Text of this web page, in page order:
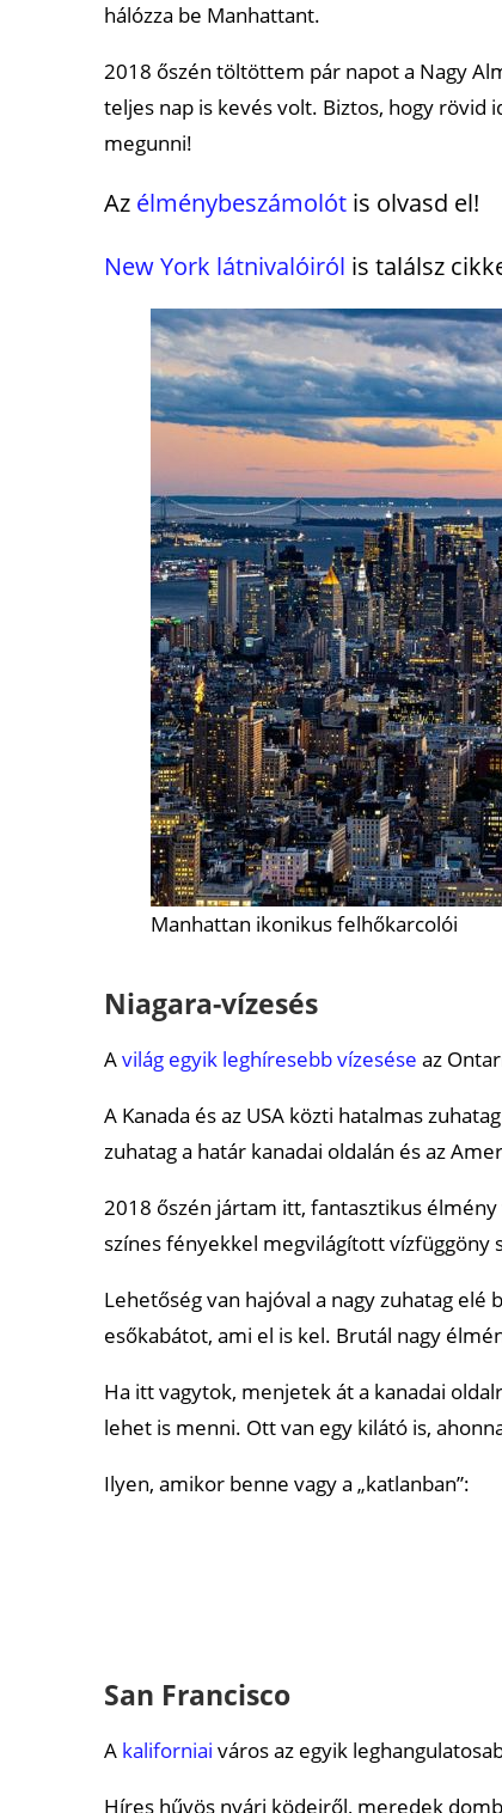
hálózza be Manhattant.
2018 őszén töltöttem pár napot a Nagy
teljes nap is kevés volt. Biztos, hogy
megunni!
Az élménybeszámolót is olvasd el!
New York látnivalóiról is találsz
Manhattan ikonikus felhőkarcolói
Niagara-vízesés
Avilág egyik leghíresebb vízesése az
A Kanada és az USA közti hatalmas
zuhatag a határ kanadai oldalán és az
2018 őszén jártam itt, fantasztikus
színes fényekkel megvilágított
Lehetőség van hajóval a nagy zuhatag
esőkabátot, ami el is kel. Brutál nagy
Ha itt vagytok, menjetek át a kanadai
lehet is menni. Ott van egy kilátó is,
Ilyen, amikor benne vagy a „katlanban”:
San Francisco
A kaliforniai város az egyik
Híres hűvös nyári ködeiről, meredek